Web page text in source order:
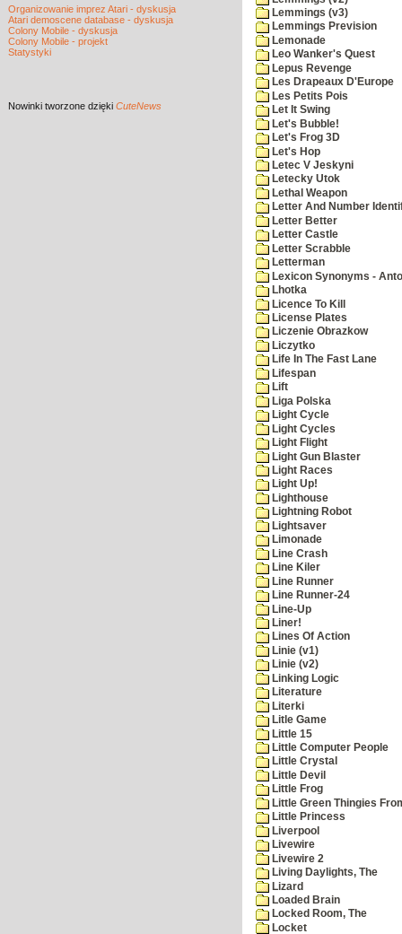
Organizowanie imprez Atari - dyskusja
Atari demoscene database - dyskusja
Colony Mobile - dyskusja
Colony Mobile - projekt
Statystyki
Nowinki tworzone dzięki CuteNews
Lemmings (v3)
Lemmings Prevision
Lemonade
Leo Wanker's Quest
Lepus Revenge
Les Drapeaux D'Europe
Les Petits Pois
Let It Swing
Let's Bubble!
Let's Frog 3D
Let's Hop
Letec V Jeskyni
Letecky Utok
Lethal Weapon
Letter And Number
Letter Better
Letter Castle
Letter Scrabble
Letterman
Lexicon Synonyms -
Lhotka
Licence To Kill
License Plates
Liczenie Obrazkow
Liczytko
Life In The Fast Lane
Lifespan
Lift
Liga Polska
Light Cycle
Light Cycles
Light Flight
Light Gun Blaster
Light Races
Light Up!
Lighthouse
Lightning Robot
Lightsaver
Limonade
Line Crash
Line Kiler
Line Runner
Line Runner-24
Line-Up
Liner!
Lines Of Action
Linie (v1)
Linie (v2)
Linking Logic
Literature
Literki
Litle Game
Little 15
Little Computer People
Little Crystal
Little Devil
Little Frog
Little Green Thingies
Little Princess
Liverpool
Livewire
Livewire 2
Living Daylights, The
Lizard
Loaded Brain
Locked Room, The
Locket